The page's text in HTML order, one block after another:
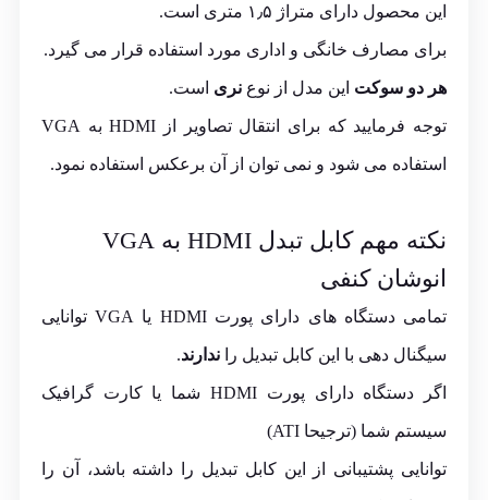
این محصول دارای متراژ ۱٫۵ متری است.
برای مصارف خانگی و اداری مورد استفاده قرار می گیرد.
هر دو سوکت این مدل از نوع نری است.
توجه فرمایید که برای انتقال تصاویر از HDMI به VGA
استفاده می شود و نمی توان از آن برعکس استفاده نمود.
نکته مهم کابل تبدل HDMI به VGA
انوشان کنفی
تمامی دستگاه های دارای پورت HDMI یا VGA توانایی
سیگنال دهی با این کابل تبدیل را ندارند.
اگر دستگاه دارای پورت HDMI شما یا کارت گرافیک
سیستم شما (ترجیحا ATI)
توانایی پشتیبانی از این کابل تبدیل را داشته باشد، آن را